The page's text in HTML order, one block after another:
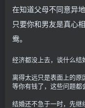
在知道父母不同意异
只要你和男友是真心
鸯。
经济都没上去，谈什么结
离得太远只是表面上的原
等你有钱了，这些问题都
结婚还不急于一时，先继